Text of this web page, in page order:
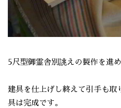
5尺型御霊舎別誂えの製作を進
建具を仕上げし終えて引手も取
具は完成です。